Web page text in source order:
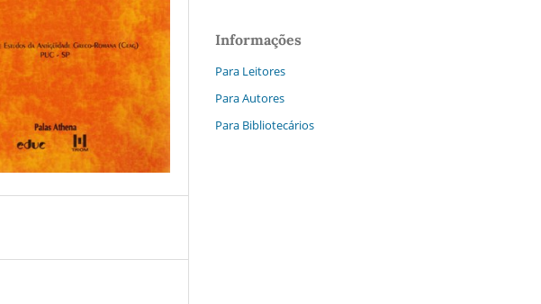
Informações
Para Leitores
Para Autores
Para Bibliotecários